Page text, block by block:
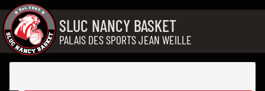
Aller au contenu
SLUC NANCY BASKET
PALAIS DES SPORTS JEAN WEILLE